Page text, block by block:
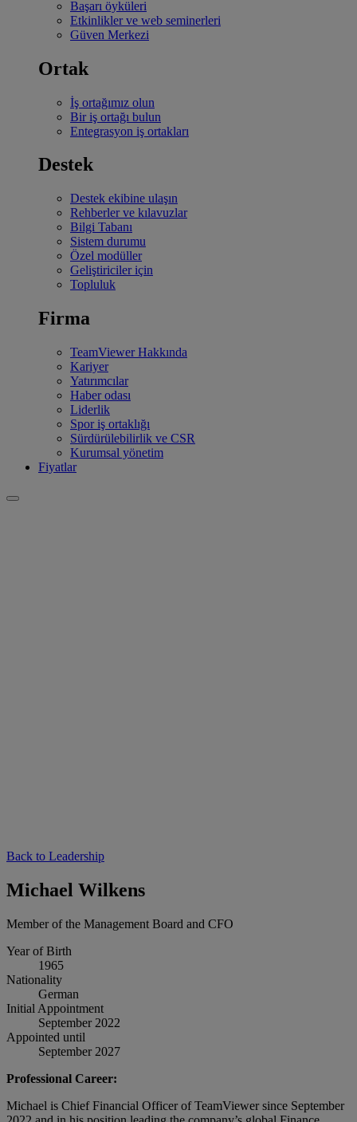
Başarı öyküleri
Etkinlikler ve web seminerleri
Güven Merkezi
Ortak
İş ortağımız olun
Bir iş ortağı bulun
Entegrasyon iş ortakları
Destek
Destek ekibine ulaşın
Rehberler ve kılavuzlar
Bilgi Tabanı
Sistem durumu
Özel modüller
Geliştiriciler için
Topluluk
Firma
TeamViewer Hakkında
Kariyer
Yatırımcılar
Haber odası
Liderlik
Spor iş ortaklığı
Sürdürülebilirlik ve CSR
Kurumsal yönetim
Fiyatlar
Back to Leadership
Michael Wilkens
Member of the Management Board and CFO
Year of Birth
1965
Nationality
German
Initial Appointment
September 2022
Appointed until
September 2027
Professional Career:
Michael is Chief Financial Officer of TeamViewer since September